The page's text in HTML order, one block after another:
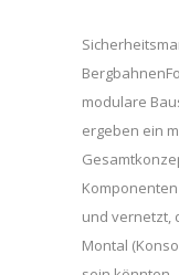
modulare
ergeben ein
und vernetzt,
Montal